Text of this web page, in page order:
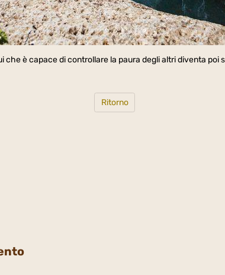
che è capace di controllare la paura degli altri diventa poi
Ritorno